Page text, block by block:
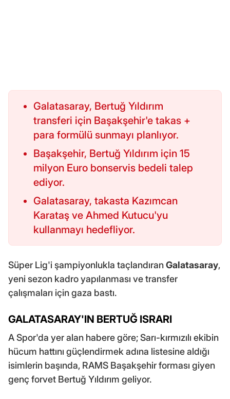
Galatasaray, Bertuğ Yıldırım
transferi için Başakşehir'e takas +
para formülü sunmayı planlıyor.
Başakşehir, Bertuğ Yıldırım için 15
milyon Euro bonservis bedeli talep
ediyor.
Galatasaray, takasta Kazımcan
Karataş ve Ahmed Kutucu'yu
kullanmayı hedefliyor.
Süper Lig'i şampiyonlukla taçlandıranGalatasaray,
yeni sezon kadro yapılanması ve transfer
çalışmaları için gaza bastı.
GALATASARAY'IN BERTUĞ ISRARI
A Spor'da yer alan habere göre; Sarı-kırmızılı ekibin
hücum hattını güçlendirmek adına listesine aldığı
isimlerin başında, RAMS Başakşehir forması giyen
genç forvet Bertuğ Yıldırım geliyor.